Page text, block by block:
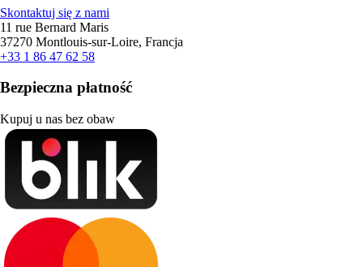
Skontaktuj się z nami
11 rue Bernard Maris
37270 Montlouis-sur-Loire, Francja
+33 1 86 47 62 58
Bezpieczna płatność
Kupuj u nas bez obaw